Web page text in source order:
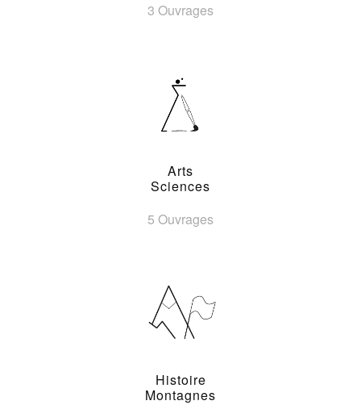
3 Ouvrages
Arts
Sciences
5 Ouvrages
Histoire
Montagnes